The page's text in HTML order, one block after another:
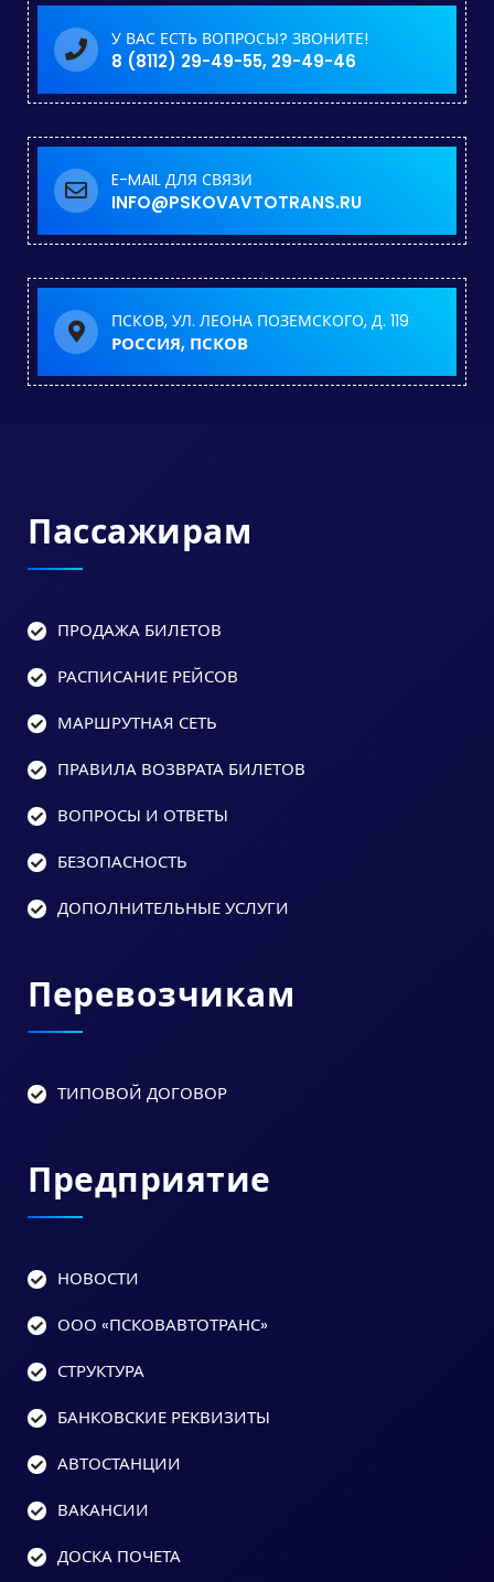
У ВАС ЕСТЬ ВОПРОСЫ? ЗВОНИТЕ!
8 (8112) 29-49-55, 29-49-46
E-MAIL ДЛЯ СВЯЗИ
INFO@PSKOVAVTOTRANS.RU
ПСКОВ, УЛ. ЛЕОНА ПОЗЕМСКОГО, Д. 119
РОССИЯ, ПСКОВ
Пассажирам
ПРОДАЖА БИЛЕТОВ
РАСПИСАНИЕ РЕЙСОВ
МАРШРУТНАЯ СЕТЬ
ПРАВИЛА ВОЗВРАТА БИЛЕТОВ
ВОПРОСЫ И ОТВЕТЫ
БЕЗОПАСНОСТЬ
ДОПОЛНИТЕЛЬНЫЕ УСЛУГИ
Перевозчикам
ТИПОВОЙ ДОГОВОР
Предприятие
НОВОСТИ
ООО «ПСКОВАВТОТРАНС»
СТРУКТУРА
БАНКОВСКИЕ РЕКВИЗИТЫ
АВТОСТАНЦИИ
ВАКАНСИИ
ДОСКА ПОЧЕТА